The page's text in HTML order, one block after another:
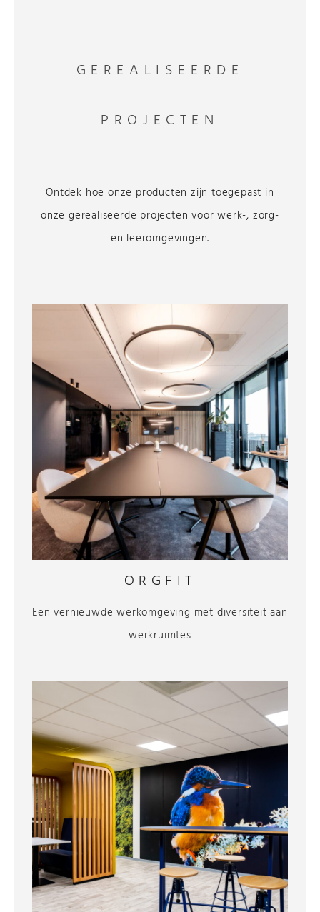
GEREALISEERDE
PROJECTEN
Ontdek hoe onze producten zijn toegepast in
onze gerealiseerde projecten voor werk-, zorg-
en leeromgevingen.
ORGFIT
Een vernieuwde werkomgeving met diversiteit aan
werkruimtes